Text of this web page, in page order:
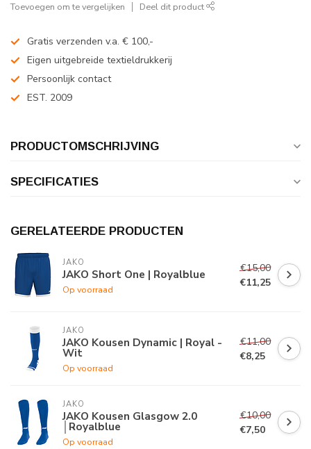
Toevoegen om te vergelijken Deel dit product
Gratis verzenden v.a. € 100,-
Eigen uitgebreide textieldrukkerij
Persoonlijk contact
EST. 2009
PRODUCTOMSCHRIJVING
SPECIFICATIES
GERELATEERDE PRODUCTEN
JAKO
JAKO Short One | Royalblue
Op voorraad
€15,00
€11,25
JAKO
JAKO Kousen Dynamic | Royal -
Wit
Op voorraad
€11,00
€8,25
JAKO
JAKO Kousen Glasgow 2.0
│Royalblue
Op voorraad
€10,00
€7,50